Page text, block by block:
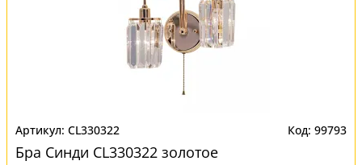
CL330322 99793
Бра Синди CL330322 золотое